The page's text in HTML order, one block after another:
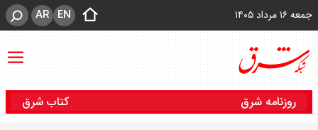
جمعه ۱۶ مرداد ۱۴۰۵ EN
AR
روزنامه شرق کتاب شرق